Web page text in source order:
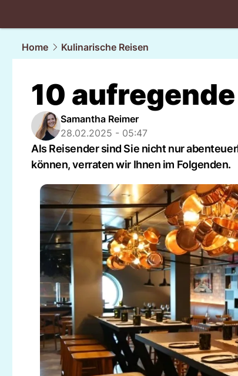
Home
Kulinarische Reisen
10
Samantha Reimer
28.02.2025 - 05:47
Als Reisender sind Sie nicht nur
können, verraten wir Ihnen im Folgenden.